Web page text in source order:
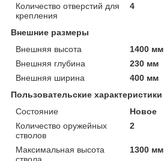
Количество отверстий для
крепления
4
Внешние размеры
Внешняя высота
1400 мм
Внешняя глубина
230 мм
Внешняя ширина
400 мм
Пользовательские характеристики
Состояние
Новое
Количество оружейных
стволов
2
Максимальная высота
ствола
1300 мм